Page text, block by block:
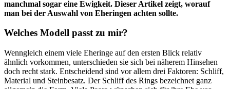
manchmal sogar eine Ewigkeit. Dieser Artikel zeigt, worauf
man bei der Auswahl von Eheringen achten sollte.
Welches Modell passt zu mir?
Wenngleich einem viele Eheringe auf den ersten Blick relativ
ähnlich vorkommen, unterschieden sie sich bei näherem Hinsehen
doch recht stark. Entscheidend sind vor allem drei Faktoren: Schliff,
Material und Steinbesatz. Der Schliff des Rings bezeichnet ganz